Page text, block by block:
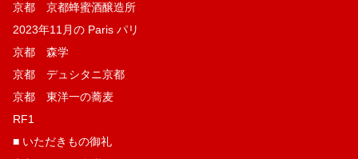
京都 京都蜂蜜酒醸造所
2023年11月の Paris パリ
京都 森学
京都 デュシタニ京都
京都 東洋一の蕎麦
RF1
■ いただきもの御礼